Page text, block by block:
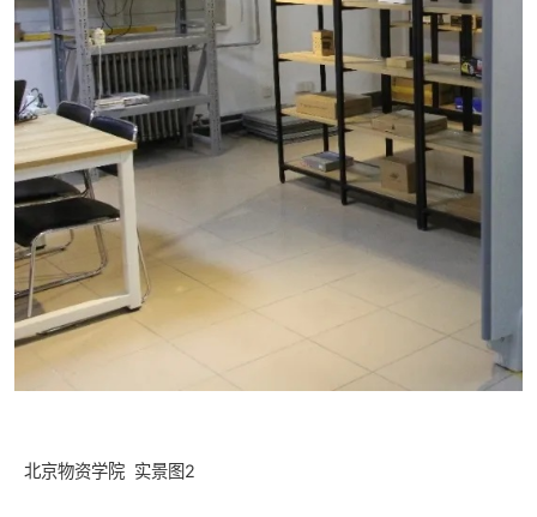
北京物资学院 实景图2